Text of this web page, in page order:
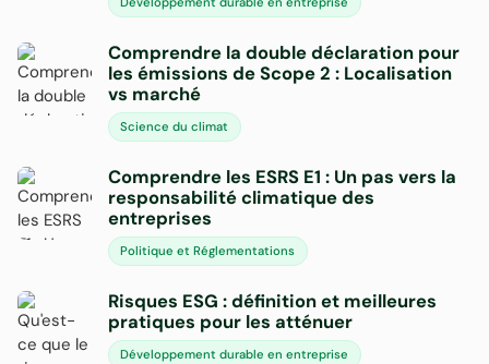
Comprendre la double déclaration pour
les émissions de Scope 2 : Localisation
vs marché
Science du climat
Comprendre les ESRS E1 : Un pas vers la
responsabilité climatique des
entreprises
Politique et Réglementations
Risques ESG : définition et meilleures
pratiques pour les atténuer
Développement durable en entreprise